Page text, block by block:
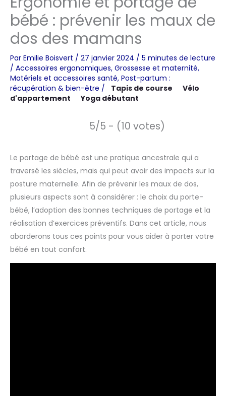
bébé : prévenir les maux de
dos des mamans
Par Emilie Boisvert / 27 janvier 2024 / 5 minutes de lecture
/ Accessoires ergonomiques, Grossesse et maternité,
Matériels et accessoires santé, Post-partum :
récupération & bien-être / Tapis de course
Vélo
d'appartement
Yoga débutant
5/5 - (10 votes)
Le portage de bébé est une pratique ancestrale qui a
traversé les siècles, mais qui peut avoir des impacts sur la
posture maternelle. Afin de prévenir les maux de dos,
plusieurs aspects sont à considérer : le choix du porte-
bébé, l’adoption des bonnes techniques de portage et la
réalisation d’exercices préventifs. Dans cet article, nous
aborderons tous ces points pour vous aider à porter votre
bébé en tout confort.